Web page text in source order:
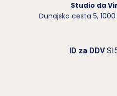
Studio da
Dunajska cesta 5,
ID za DDV